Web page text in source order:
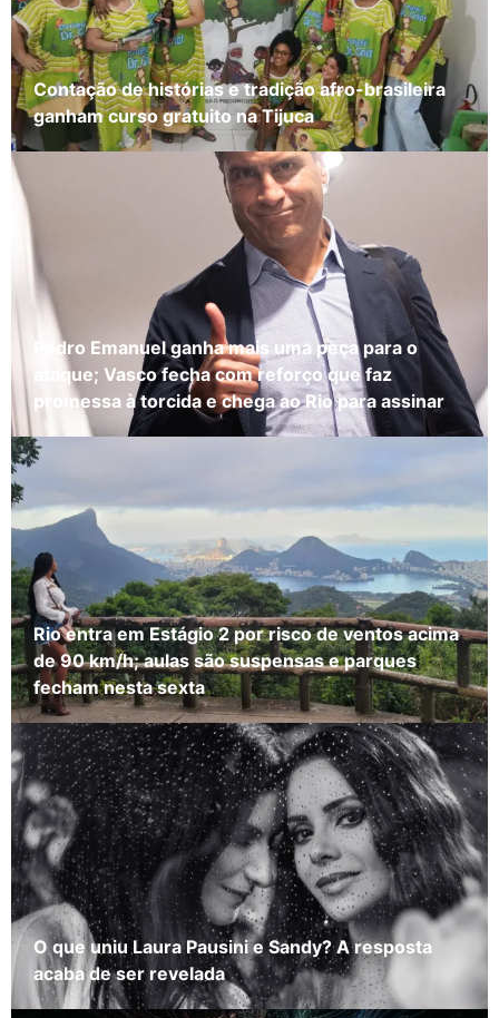
Contação de histórias e tradição afro-brasileira
ganham curso gratuito na Tijuca
Pedro Emanuel ganha mais uma peça para o
ataque; Vasco fecha com reforço que faz
promessa à torcida e chega ao Rio para assinar
Rio entra em Estágio 2 por risco de ventos acima
de 90 km/h; aulas são suspensas e parques
fecham nesta sexta
O que uniu Laura Pausini e Sandy? A resposta
acaba de ser revelada